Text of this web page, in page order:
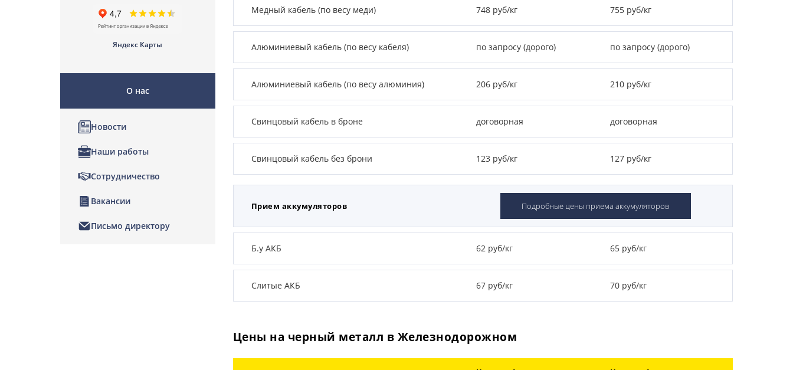
Медный кабель (по весу меди) 748 руб/кг 755 руб/кг
Алюминиевый кабель (по весу кабеля) по запросу (дорого) по запросу (дорого)
Алюминиевый кабель (по весу алюминия) 206 руб/кг 210 руб/кг
Свинцовый кабель в броне договорная договорная
Свинцовый кабель без брони 123 руб/кг 127 руб/кг
Прием аккумуляторов Подробные цены приема аккумуляторов
Б.у АКБ 62 руб/кг 65 руб/кг
Слитые АКБ 67 руб/кг 70 руб/кг
Цены на черный металл в Железнодорожном
Яндекс Карты
О нас
Новости
Наши работы
Сотрудничество
Вакансии
Письмо директору